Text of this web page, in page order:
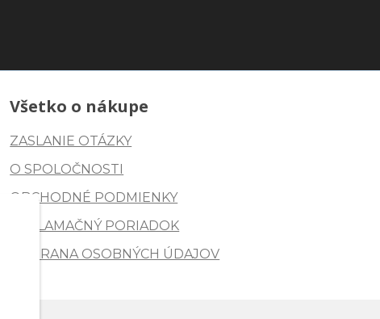
Všetko o nákupe
ZASLANIE OTÁZKY
O SPOLOČNOSTI
OBCHODNÉ PODMIENKY
REKLAMAČNÝ PORIADOK
OCHRANA OSOBNÝCH ÚDAJOV